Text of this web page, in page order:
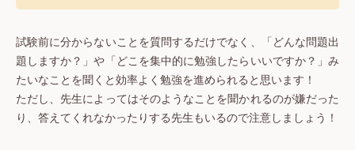
試験前に分からないことを質問するだけでなく、「どんな問題出
題しますか？」や「どこを集中的に勉強したらいいですか？」み
たいなことを聞くと効率よく勉強を進められると思います！
ただし、先生によってはそのようなことを聞かれるのが嫌だった
り、答えてくれなかったりする先生もいるので注意しましょう！